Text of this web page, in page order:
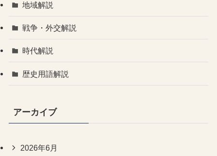
地域解説
戦争・外交解説
時代解説
歴史用語解説
アーカイブ
2026年6月